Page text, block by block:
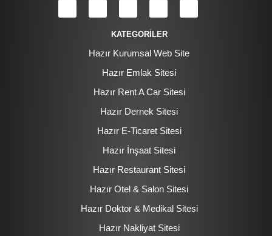
KATEGORİLER
Hazır Kurumsal Web Site
Hazır Emlak Sitesi
Hazır Rent A Car Sitesi
Hazır Dernek Sitesi
Hazır E-Ticaret Sitesi
Hazır İnşaat Sitesi
Hazır Restaurant Sitesi
Hazır Otel & Salon Sitesi
Hazır Doktor & Medikal Sitesi
Hazır Nakliyat Sitesi